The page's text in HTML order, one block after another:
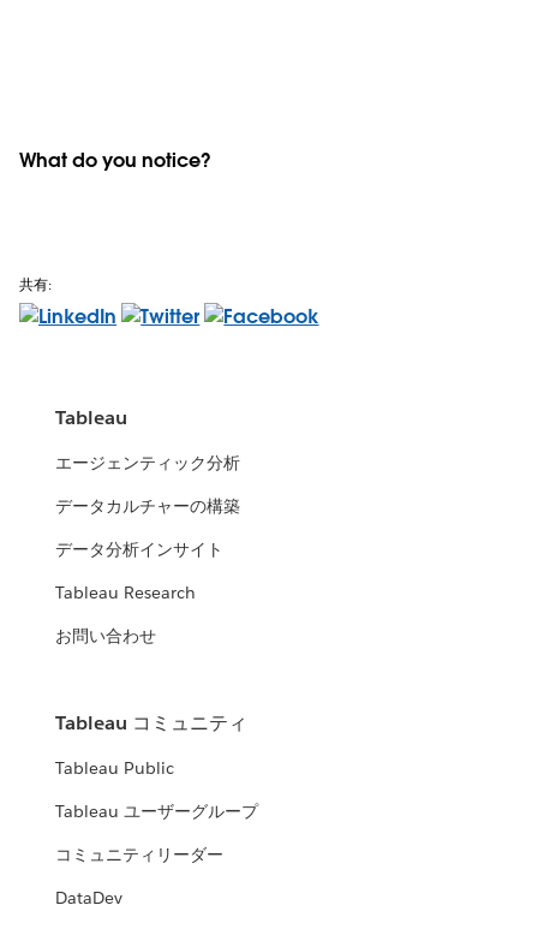
What do you notice?
共有:
Tableau
エージェンティック分析
データカルチャーの構築
データ分析インサイト
Tableau Research
お問い合わせ
Tableau コミュニティ
Tableau Public
Tableau ユーザーグループ
コミュニティリーダー
DataDev